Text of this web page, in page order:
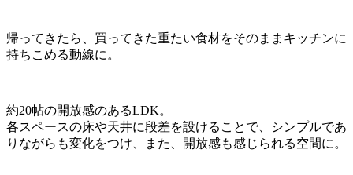
帰ってきたら、買ってきた重たい食材をそのままキッチンに
持ちこめる動線に。
約20帖の開放感のあるLDK。
各スペースの床や天井に段差を設けることで、シンプルであ
りながらも変化をつけ、また、開放感も感じられる空間に。